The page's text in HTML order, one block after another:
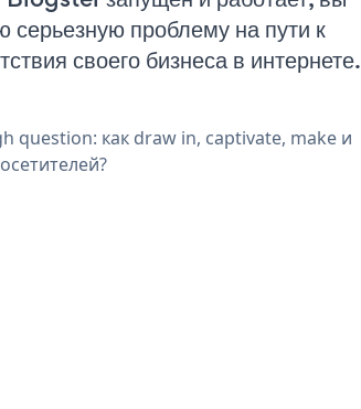
серьезную проблему на пути к
своего бизнеса в интернете.
question: как draw in, captivate, make и